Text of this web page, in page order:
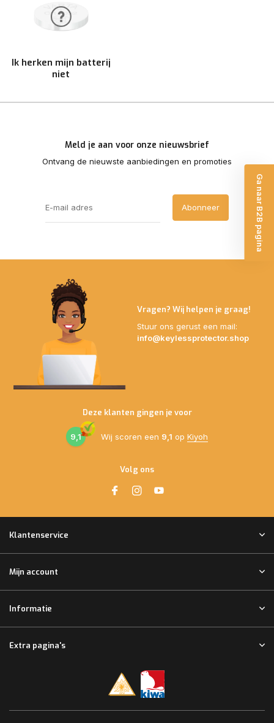
Ik herken mijn batterij
niet
Meld je aan voor onze nieuwsbrief
Ontvang de nieuwste aanbiedingen en promoties
Abonneer
Vragen? Wij helpen je graag!
Stuur ons gerust een mail:
info@keylessprotector.shop
Deze klanten gingen je voor
9,1 Wij scoren een 9,1 op Kiyoh
Volg ons
Klantenservice
Mijn account
Informatie
Extra pagina's
Ga naar B2B pagina